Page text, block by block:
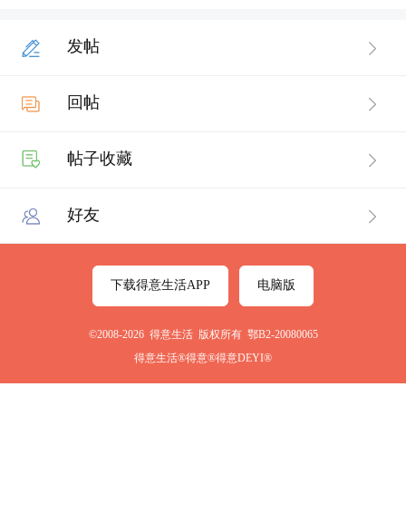
发帖
回帖
帖子收藏
好友
下载得意生活APP 电脑版
©2008-2026 得意生活 版权所有 鄂B2-20080065
得意生活®得意®得意DEYI®